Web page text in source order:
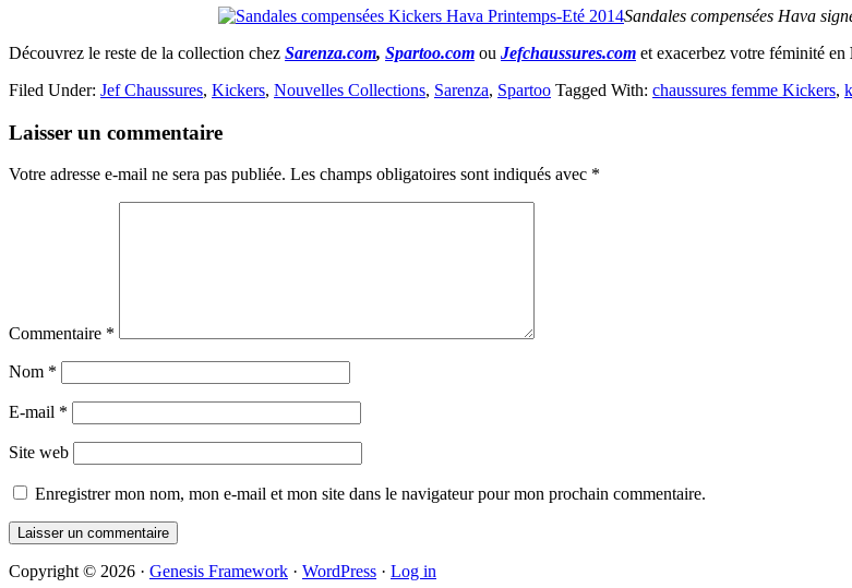
Sandales compensées Hava
Découvrez le reste de la collection chez Sarenza.com, Spartoo.com ou Jefchaussures.com et exacerbez votre féminité en
Filed Under: Jef Chaussures, Kickers, Nouvelles Collections, Sarenza, Spartoo Tagged With: chaussures femme Kickers,
Reader
Laisser un commentaire
Votre adresse e-mail ne sera pas publiée. Les champs obligatoires sont indiqués avec *
Commentaire *
Nom *
E-mail *
Site web
Enregistrer mon nom, mon e-mail et mon site dans le navigateur pour mon prochain commentaire.
Primary
Copyright © 2026 · Genesis Framework · WordPress · Log in